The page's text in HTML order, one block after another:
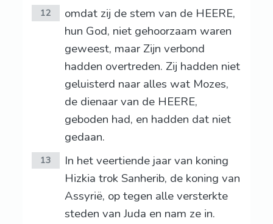
12
omdat zij de stem van de HEERE,
hun God, niet gehoorzaam waren
geweest, maar Zijn verbond
hadden overtreden. Zij hadden niet
geluisterd naar alles wat Mozes,
de dienaar van de HEERE,
geboden had, en hadden dat niet
gedaan.
13
In het veertiende jaar van koning
Hizkia trok Sanherib, de koning van
Assyrië, op tegen alle versterkte
steden van Juda en nam ze in.